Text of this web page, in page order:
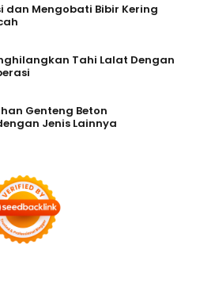
dan Mengobati Bibir Kering
Tahi Lalat Dengan
Genteng Beton
Jenis Lainnya